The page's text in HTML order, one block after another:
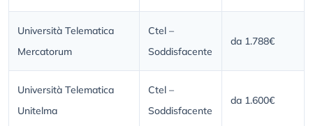
Università Telematica
Mercatorum
Ctel –
Soddisfacente
da 1.788€
Università Telematica
Unitelma
Ctel –
Soddisfacente
da 1.600€